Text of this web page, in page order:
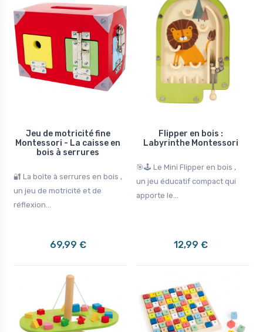
Jeu de motricité fine
Montessori - La caisse en
bois à serrures
🔐 La boîte à serrures en bois ,
un jeu de motricité et de
réflexion...
69,99 €
Flipper en bois :
Labyrinthe Montessori
🎯🕹️ Le Mini Flipper en bois ,
un jeu éducatif compact qui
apporte le...
12,99 €